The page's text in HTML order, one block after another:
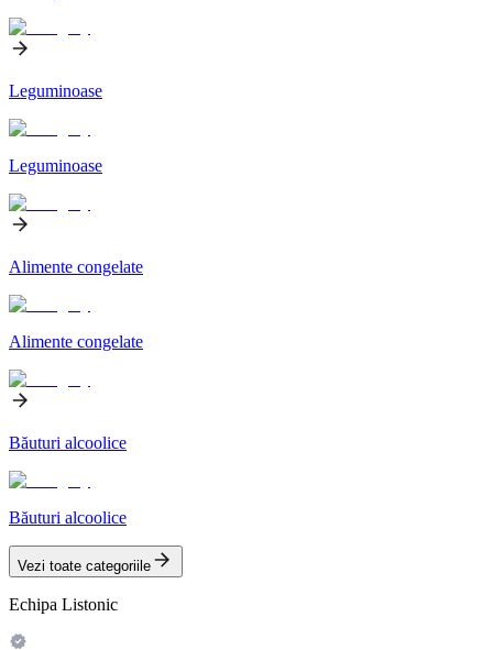
Leguminoase
Leguminoase
Alimente congelate
Alimente congelate
Băuturi alcoolice
Băuturi alcoolice
Vezi toate categoriile
Echipa Listonic